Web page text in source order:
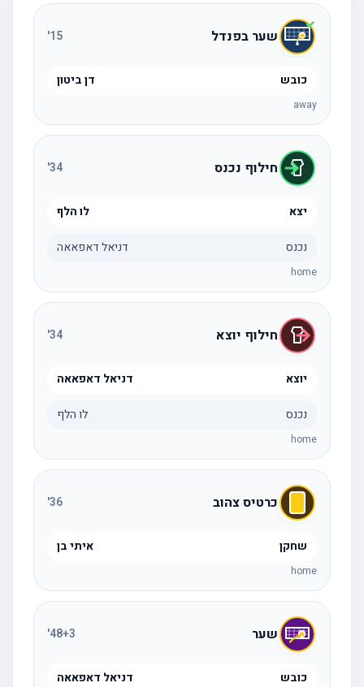
שער בפנדל 15
'
כובש דן ביטון
away
חילוף נכנס 34
'
יצא לו הלף
נכנס דניאל דאפאאה
home
חילוף יוצא 34
'
יוצא דניאל דאפאאה
נכנס לו הלף
home
כרטיס צהוב 36
'
שחקן איתי בן
home
שער 48+3
'
כובש דניאל דאפאאה